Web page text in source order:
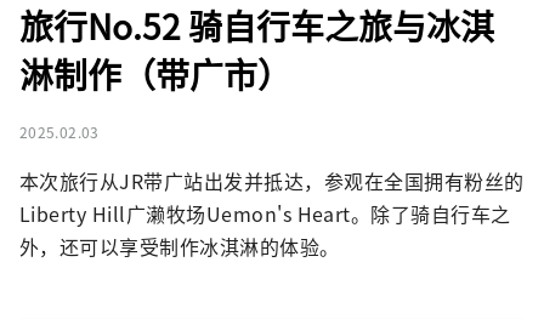
旅行No.52 骑自行车之旅与冰淇
淋制作（带广市）
2025.02.03
本次旅行从JR带广站出发并抵达，参观在全国拥有粉丝的
Liberty Hill广濑牧场Uemon's Heart。除了骑自行车之
外，还可以享受制作冰淇淋的体验。